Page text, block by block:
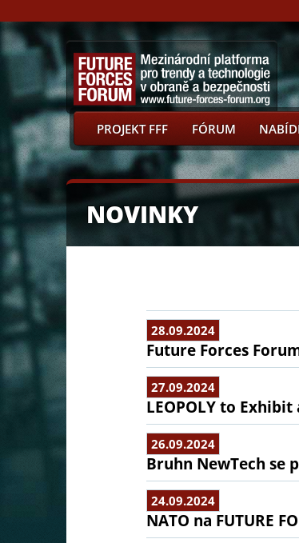
PROJEKT FFF FÓRUM
NOVINKY
28.09.2024
Future Forces
27.09.2024
LEOPOLY to
26.09.2024
Bruhn NewTech se
24.09.2024
NATO na FUTURE